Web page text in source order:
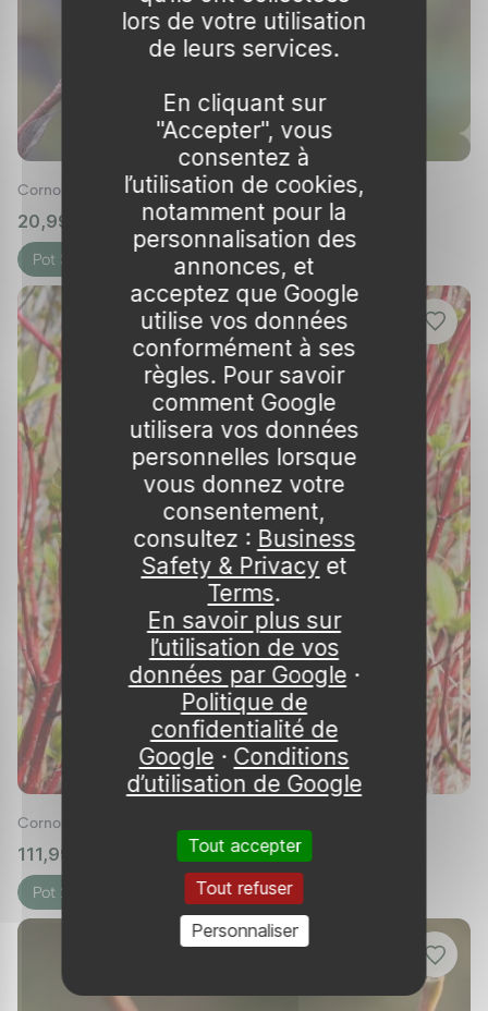
Cornouiller blanc 'Nightfall'
20,99 € 🌱 en stock
Pot 3L
Cornouiller blanc de Sibérie
111,99 € 🌱 en stock
Pot 20L
lors de votre utilisation
de leurs services.
En cliquant sur
"Accepter", vous
consentez à
l’utilisation de cookies,
notamment pour la
personnalisation des
annonces, et
acceptez que Google
utilise vos données
conformément à ses
règles. Pour savoir
comment Google
utilisera vos données
personnelles lorsque
vous donnez votre
consentement,
consultez : Business
Safety & Privacy et
Terms.
En savoir plus sur
l’utilisation de vos
données par Google ·
Politique de
confidentialité de
Google · Conditions
d’utilisation de Google
Tout accepter
Tout refuser
Personnaliser